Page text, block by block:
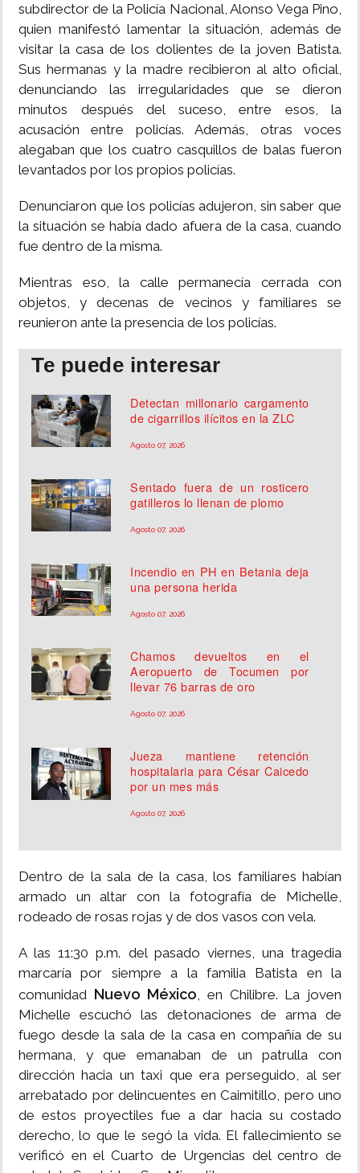
subdirector de la Policía Nacional, Alonso Vega Pino,
quien manifestó lamentar la situación, además de
visitar la casa de los dolientes de la joven Batista.
Sus hermanas y la madre recibieron al alto oficial,
denunciando las irregularidades que se dieron
minutos después del suceso, entre esos, la
acusación entre policías. Además, otras voces
alegaban que los cuatro casquillos de balas fueron
levantados por los propios policías.
Denunciaron que los policías adujeron, sin saber que
la situación se había dado afuera de la casa, cuando
fue dentro de la misma.
Mientras eso, la calle permanecía cerrada con
objetos, y decenas de vecinos y familiares se
reunieron ante la presencia de los policías.
Te puede interesar
Detectan millonario cargamento
de cigarrillos ilícitos en la ZLC
Agosto 07, 2026
Sentado fuera de un rosticero
gatilleros lo llenan de plomo
Agosto 07, 2026
Incendio en PH en Betania deja
una persona herida
Agosto 07, 2026
Chamos devueltos en el
Aeropuerto de Tocumen por
llevar 76 barras de oro
Agosto 07, 2026
Jueza mantiene retención
hospitalaria para César Caicedo
por un mes más
Agosto 07, 2026
Dentro de la sala de la casa, los familiares habían
armado un altar con la fotografía de Michelle,
rodeado de rosas rojas y de dos vasos con vela.
A las 11:30 p.m. del pasado viernes, una tragedia
marcaría por siempre a la familia Batista en la
comunidad Nuevo México, en Chilibre. La joven
Michelle escuchó las detonaciones de arma de
fuego desde la sala de la casa en compañía de su
hermana, y que emanaban de un patrulla con
dirección hacia un taxi que era perseguido, al ser
arrebatado por delincuentes en Caimitillo, pero uno
de estos proyectiles fue a dar hacia su costado
derecho, lo que le segó la vida. El fallecimiento se
verificó en el Cuarto de Urgencias del centro de